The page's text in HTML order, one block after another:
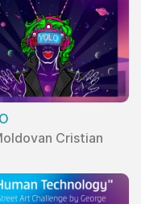
Cristian